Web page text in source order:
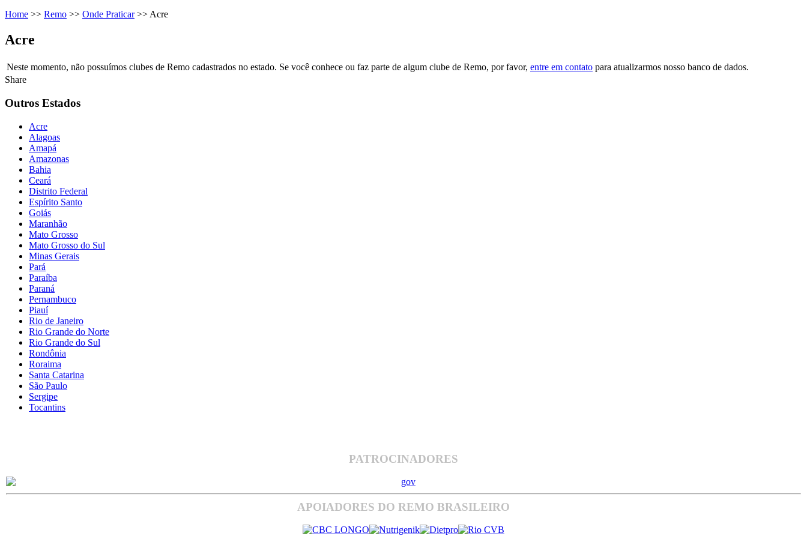
Home >> Remo >> Onde Praticar>>Acre
Acre
Neste momento, não possuímos clubes de Remo cadastrados no estado. Se você conhece ou faz parte de algum clube de Remo, por favor, entre em contato para atualizarmos nosso banco de dados.
Share
Outros Estados
Acre
Alagoas
Amapá
Amazonas
Bahia
Ceará
Distrito Federal
Espírito Santo
Goiás
Maranhão
Mato Grosso
Mato Grosso do Sul
Minas Gerais
Pará
Paraíba
Paraná
Pernambuco
Piauí
Rio de Janeiro
Rio Grande do Norte
Rio Grande do Sul
Rondônia
Roraima
Santa Catarina
São Paulo
Sergipe
Tocantins
PATROCINADORES
APOIADORES DO REMO BRASILEIRO